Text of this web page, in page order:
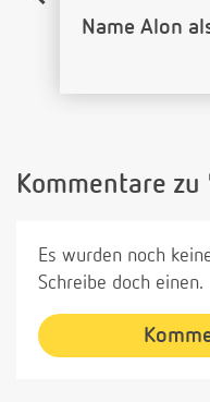
Name Alon
Kommentare zu
Es wurden noch
Schreibe doch einen.